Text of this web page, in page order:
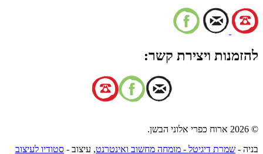
להזמנות ויצירת קשר:
© 2026 ארוח כפרי אלוני הבשן.
בניה - שמרת דיגיטל - מומחה מחשוב ואינטרנט, עיצוב - סטודיו לעיצוב